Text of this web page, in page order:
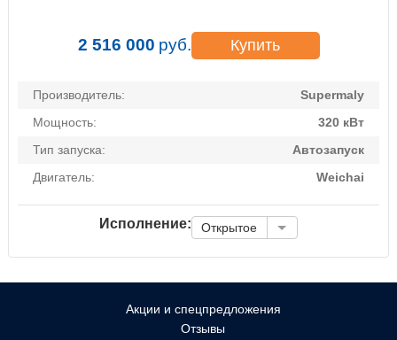
2 516 000 руб. Купить
Производитель:
Supermaly
Мощность:
320 кВт
Тип запуска:
Автозапуск
Двигатель:
Weichai
Исполнение: Открытое
Акции и спецпредложения
Отзывы